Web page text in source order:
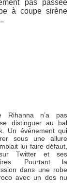
pas passée
à coupe sirène
Rihanna n’a pas
distinguer au bal
Un événement qui
sous une allure
lui faire défaut,
Twitter et ses
Pourtant la
dans une robe
avec un dos nu